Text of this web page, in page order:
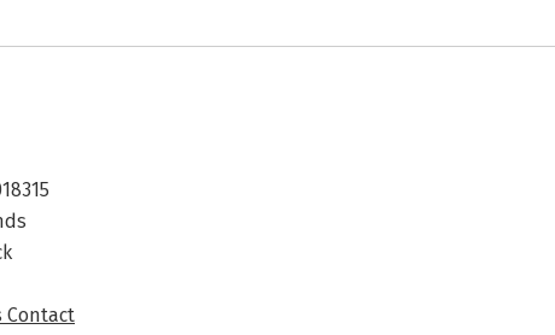
Contact